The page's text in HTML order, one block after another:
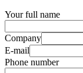
Your full name
Company
E-mail
Phone number